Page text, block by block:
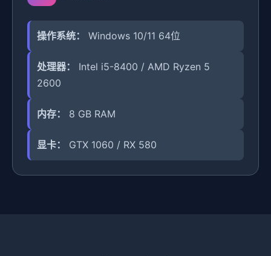
操作系统： Windows 10/11 64位
处理器：
Intel i5-8400 / AMD Ryzen 5
2600
内存： 8 GB RAM
显卡： GTX 1060 / RX 580